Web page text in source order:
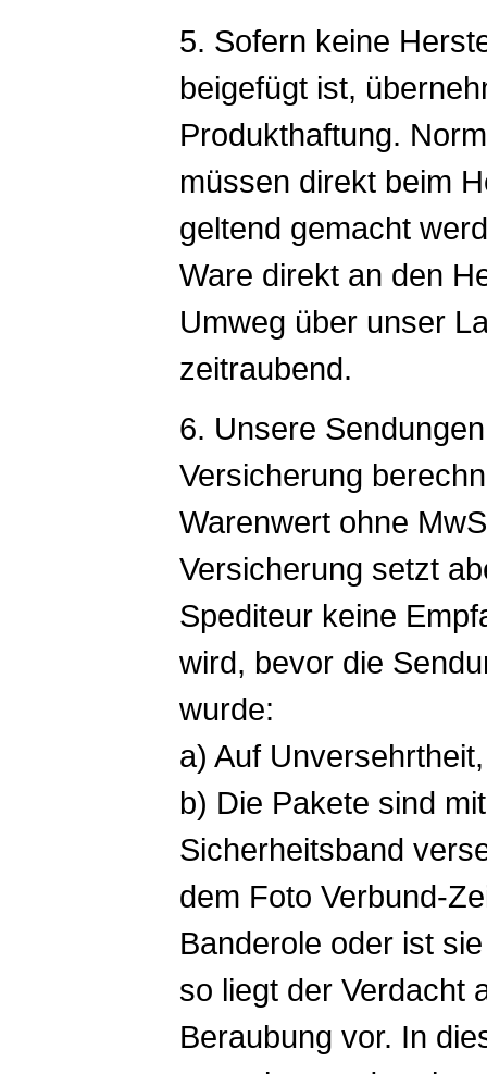
5. Sofern keine
beigefügt ist,
Produkthaftung.
müssen direkt beim
geltend gemacht
Ware direkt an den
Umweg über unser
zeitraubend.
6. Unsere
Versicherung
Warenwert ohne
Versicherung setzt
Spediteur keine
wird, bevor die
wurde:
a) Auf
b) Die Pakete sind
Sicherheitsband
dem Foto Verbund-
Banderole oder ist
so liegt der Verdacht
Beraubung vor. In